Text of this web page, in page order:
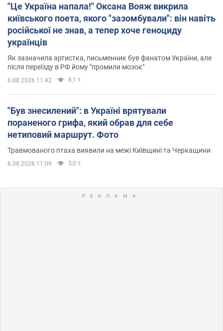
"Це Україна напала!" Оксана Вояж викрила
київського поета, якого "зазомбували": він навіть
російської не знав, а тепер хоче геноциду
українців
Як зазначила артистка, письменник був фанатом України, але
після переїзду в РФ йому "промили мозок"
6.08.2026 11:42 8,1 т.
"Був знесилений": в Україні врятували
пораненого грифа, який обрав для себе
нетиповий маршрут. Фото
Травмованого птаха виявили на межі Київщині та Черкащини
6.08.2026 11:09 3,0 т.